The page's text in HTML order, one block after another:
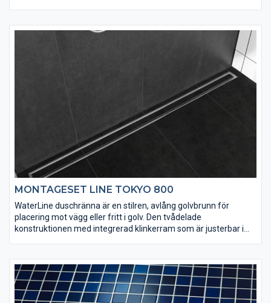
MONTAGESET LINE TOKYO 800
WaterLine duschränna är en stilren, avlång golvbrunn för
placering mot vägg eller fritt i golv. Den tvådelade
konstruktionen med integrerad klinkerram som är justerbar i
utloppsdel med sidoutlopp ∅75 mm. Utloppsdelen har ett
demonterbart vattenlås, kan höjdjusteras och är roterbar i
förhållande till själva duschrännan. Duschrännan gör det möjligt
att gjuta golvet med endast ett fall samtidigt som det skapar